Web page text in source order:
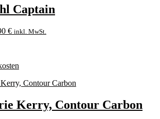
Captain
€ inkl. MwSt.
Kerry, Contour Carbon